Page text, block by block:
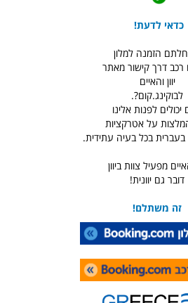
כדאי לדעת!
הזמנה למלון
רכב דרך קישור מאתר
יוון והאיים
לבוקינג.קום?.
לפנות אלינו
על אטרקציות
בכל בעיה עתידית.
מפעיל צוות ביוון
דובר גם יוונית!
זה משתלם!